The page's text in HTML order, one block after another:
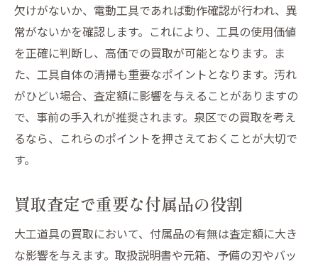
買取業者選びで失敗しないためのコツ
泉区の専門店を活用した大工道具の高価買
取法
効果的な買取のタイミングとその見極め方
宮城県仙台市泉区で使わなくなった工具を高価
買取する方法とは
買取業者の選び方とその比較ポイント
専門家のアドバイスを活かした査定対策
泉区内での出張査定サービスの活用法
欠けがないか、電動工具であれば動作確認が行われ、異
常がないかを確認します。これにより、工具の使用価値
を正確に判断し、高価での買取が可能となります。ま
た、工具自体の清掃も重要なポイントとなります。汚れ
がひどい場合、査定額に影響を与えることがありますの
で、事前の手入れが推奨されます。泉区での買取を考え
るなら、これらのポイントを押さえておくことが大切で
す。
買取査定で重要な付属品の役割
大工道具の買取において、付属品の有無は査定額に大き
な影響を与えます。取扱説明書や元箱、予備の刃やバッ